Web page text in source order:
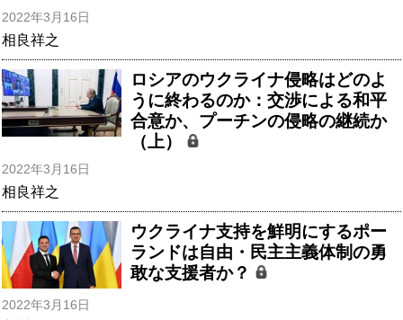
2022年3月16日
相良祥之
ロシアのウクライナ侵略はどのよ
うに終わるのか：交渉による和平
合意か、プーチンの侵略の継続か
（上）
2022年3月16日
相良祥之
ウクライナ支持を鮮明にするポー
ランドは自由・民主主義体制の勇
敢な支援者か？
2022年3月16日